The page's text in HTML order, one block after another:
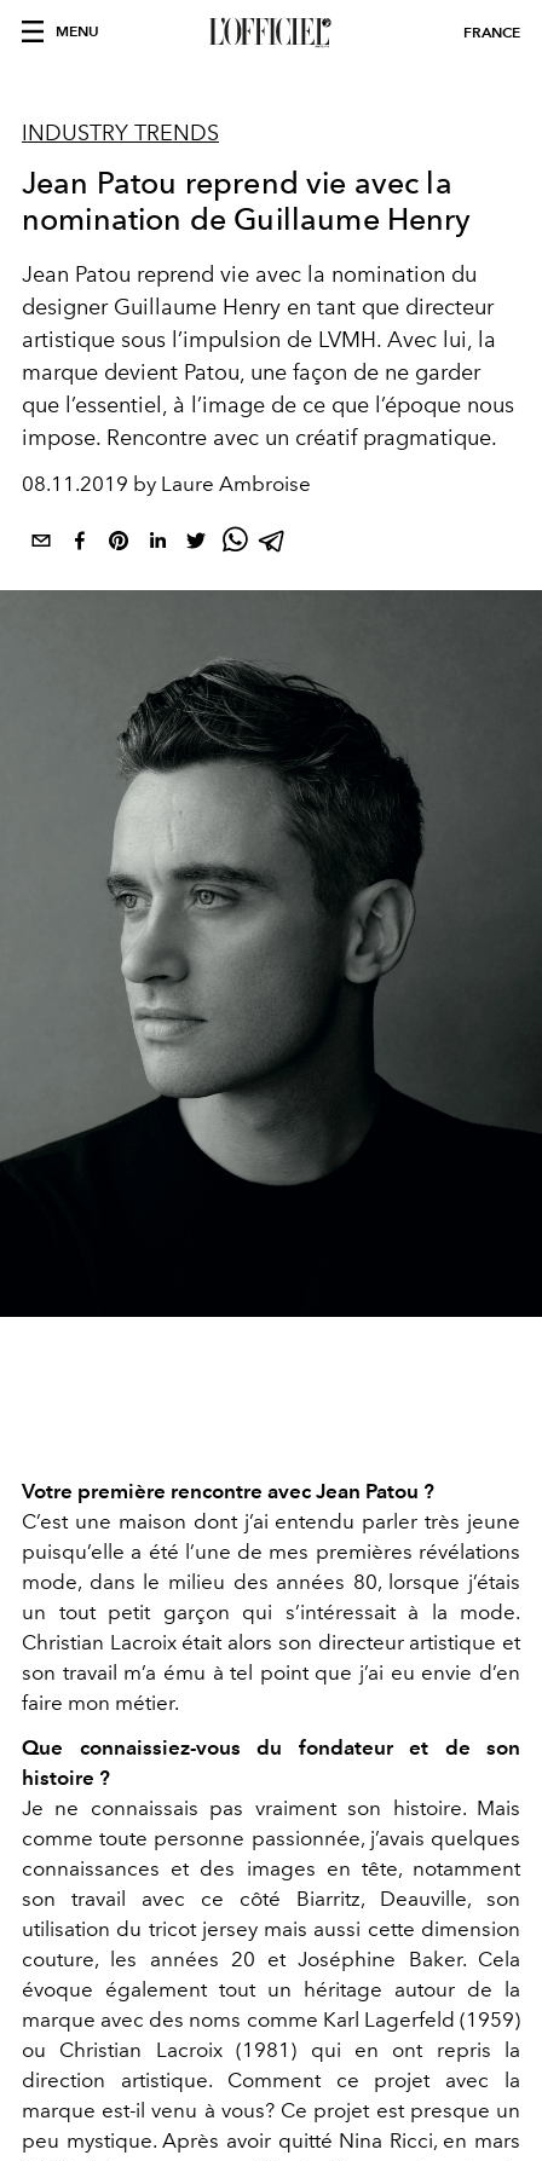
MENU FRANCE
INDUSTRY TRENDS
Jean Patou reprend vie avec la
nomination de Guillaume Henry
Jean Patou reprend vie avec la nomination du
designer Guillaume Henry en tant que directeur
artistique sous l’impulsion de LVMH. Avec lui, la
marque devient Patou, une façon de ne garder
que l’essentiel, à l’image de ce que l’époque nous
impose. Rencontre avec un créatif pragmatique.
08.11.2019 by Laure Ambroise
Votre première rencontre avec Jean Patou ?
C’est une maison dont j’ai entendu parler très jeune
puisqu’elle a été l’une de mes premières révélations
mode, dans le milieu des années 80, lorsque j’étais
un tout petit garçon qui s’intéressait à la mode.
Christian Lacroix était alors son directeur artistique et
son travail m’a ému à tel point que j’ai eu envie d’en
faire mon métier.
Que connaissiez-vous du fondateur et de son
histoire ?
Je ne connaissais pas vraiment son histoire. Mais
comme toute personne passionnée, j’avais quelques
connaissances et des images en tête, notamment
son travail avec ce côté Biarritz, Deauville, son
utilisation du tricot jersey mais aussi cette dimension
couture, les années 20 et Joséphine Baker. Cela
évoque également tout un héritage autour de la
marque avec des noms comme Karl Lagerfeld (1959)
ou Christian Lacroix (1981) qui en ont repris la
direction artistique. Comment ce projet avec la
marque est-il venu à vous? Ce projet est presque un
peu mystique. Après avoir quitté Nina Ricci, en mars